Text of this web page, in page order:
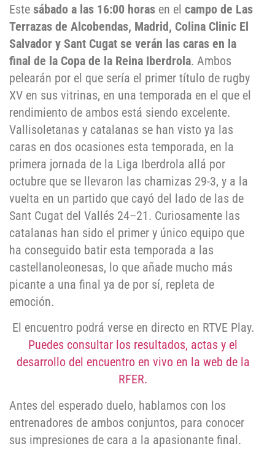
Este sábado a las 16:00 horas en el campo de Las
Terrazas de Alcobendas, Madrid, Colina Clinic El
Salvador y Sant Cugat se verán las caras en la
final de la Copa de la Reina Iberdrola. Ambos
pelearán por el que sería el primer título de rugby
XV en sus vitrinas, en una temporada en el que el
rendimiento de ambos está siendo excelente.
Vallisoletanas y catalanas se han visto ya las
caras en dos ocasiones esta temporada, en la
primera jornada de la Liga Iberdrola allá por
octubre que se llevaron las chamizas 29-3, y a la
vuelta en un partido que cayó del lado de las de
Sant Cugat del Vallés 24–21. Curiosamente las
catalanas han sido el primer y único equipo que
ha conseguido batir esta temporada a las
castellanoleonesas, lo que añade mucho más
picante a una final ya de por sí, repleta de
emoción.
El encuentro podrá verse en directo en RTVE Play.
Puedes consultar los resultados, actas y el
desarrollo del encuentro en vivo en la web de la
RFER.
Antes del esperado duelo, hablamos con los
entrenadores de ambos conjuntos, para conocer
sus impresiones de cara a la apasionante final.